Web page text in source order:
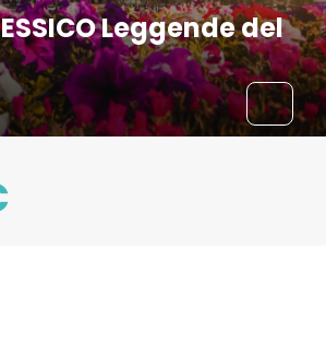
Leggende del